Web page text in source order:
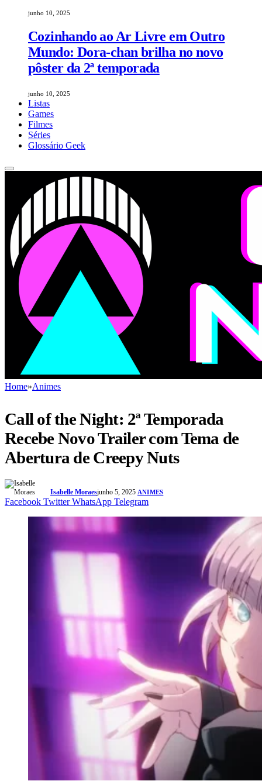
junho 10, 2025
Cozinhando ao Ar Livre em Outro
Mundo: Dora-chan brilha no novo
pôster da 2ª temporada
junho 10, 2025
Listas
Games
Filmes
Séries
Glossário Geek
Home»Animes
Call of the Night: 2ª Temporada
Recebe Novo Trailer com Tema de
Abertura de Creepy Nuts
Isabelle Moraesjunho 5, 2025 ANIMES
Facebook Twitter WhatsApp Telegram